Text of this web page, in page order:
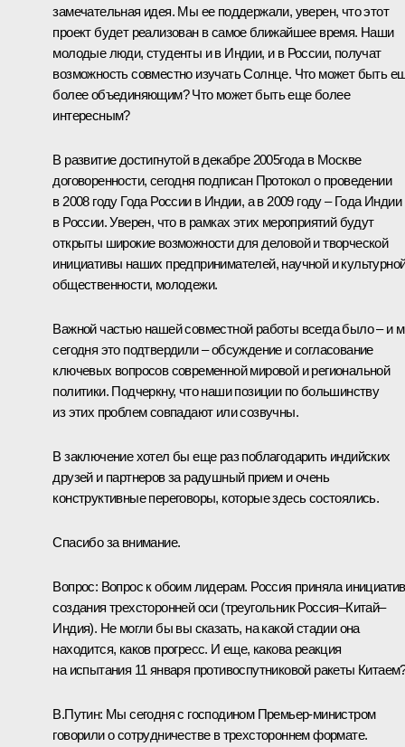
замечательная идея. Мы ее поддержали, уверен, что этот
проект будет реализован в самое ближайшее время. Наши
молодые люди, студенты и в Индии, и в России, получат
возможность совместно изучать Солнце. Что может быть
более объединяющим? Что может быть еще более
интересным?
В развитие достигнутой в декабре 2005года в Москве
договоренности, сегодня подписан Протокол о проведении
в 2008 году Года России в Индии, а в 2009 году – Года Индии
в России. Уверен, что в рамках этих мероприятий будут
открыты широкие возможности для деловой и творческой
инициативы наших предпринимателей, научной и
общественности, молодежи.
Важной частью нашей совместной работы всегда было – и
сегодня это подтвердили – обсуждение и согласование
ключевых вопросов современной мировой и региональной
политики. Подчеркну, что наши позиции по большинству
из этих проблем совпадают или созвучны.
В заключение хотел бы еще раз поблагодарить индийских
друзей и партнеров за радушный прием и очень
конструктивные переговоры, которые здесь состоялись.
Спасибо за внимание.
Вопрос: Вопрос к обоим лидерам. Россия приняла
создания трехсторонней оси (треугольник Россия–Китай–
Индия). Не могли бы вы сказать, на какой стадии она
находится, каков прогресс. И еще, какова реакция
на испытания 11 января противоспутниковой ракеты
В.Путин: Мы сегодня с господином Премьер-министром
говорили о сотрудничестве в трехстороннем формате.